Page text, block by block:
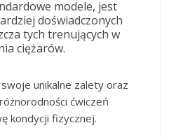
modele, jest
doświadczonych
tych trenujących w
ciężarów.
unikalne zalety oraz
ćwiczeń
kondycji fizycznej.